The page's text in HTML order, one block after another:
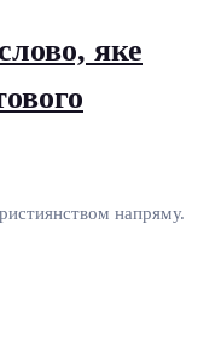
яке
напряму.